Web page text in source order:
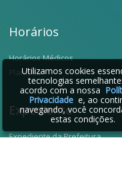
Horários
Horários Médicos
Plantões
Expediente
Expediente da Prefeitura
Utilizamos cookies
tecnologias
acordo com a nossa
Privacidadee, ao
navegando, você
estas condições.